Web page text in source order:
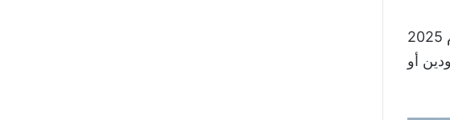
وفق البيانات التي وثقها مكتب الأمم المتحدة لحقوق الإنسان، فقد ارتفع قتل المدنيين في عام 2025
أو